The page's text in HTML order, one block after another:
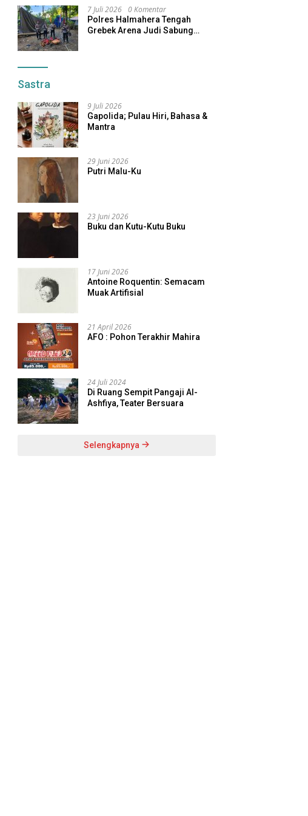
7 Juli 2026 0 Komentar
Polres Halmahera Tengah
Grebek Arena Judi Sabung
Sastra
9 Juli 2026
Gapolida; Pulau Hiri, Bahasa &
Mantra
29 Juni 2026
Putri Malu-Ku
23 Juni 2026
Buku dan Kutu-Kutu Buku
17 Juni 2026
Antoine Roquentin: Semacam
Muak Artifisial
21 April 2026
AFO : Pohon Terakhir Mahira
24 Juli 2024
Di Ruang Sempit Pangaji Al-
Ashfiya, Teater Bersuara
Selengkapnya